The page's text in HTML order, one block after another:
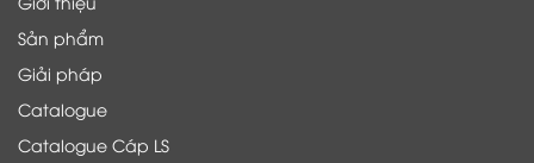
Sản phẩm
Giải pháp
Catalogue
Catalogue Cáp LS